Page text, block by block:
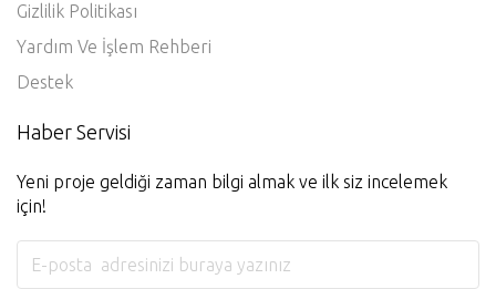
Gizlilik Politikası
Yardım Ve İşlem Rehberi
Destek
Haber Servisi
Yeni proje geldiği zaman bilgi almak ve ilk siz incelemek
için!